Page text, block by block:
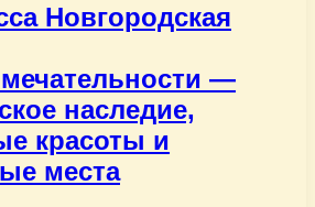
Новгородская
—
наследие,
красоты и
места